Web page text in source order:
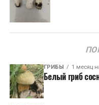
ГРИБЫ 1 месяц
Белый гриб